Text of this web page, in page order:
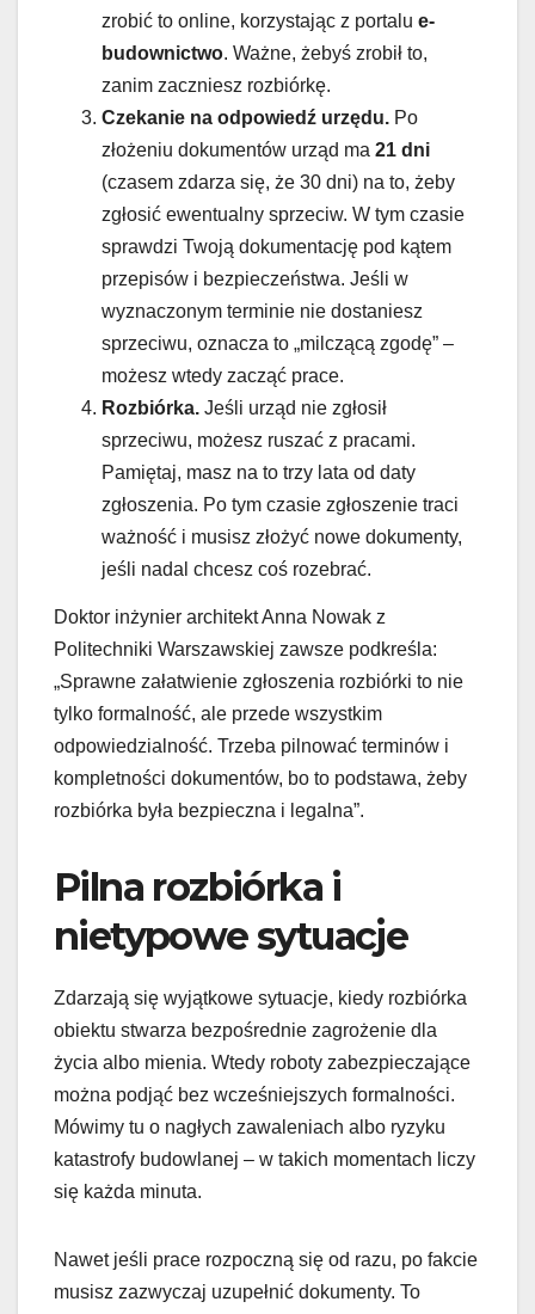
zrobić to online, korzystając z portalu e-
budownictwo. Ważne, żebyś zrobił to,
zanim zaczniesz rozbiórkę.
Czekanie na odpowiedź urzędu. Po
złożeniu dokumentów urząd ma 21 dni
(czasem zdarza się, że 30 dni) na to, żeby
zgłosić ewentualny sprzeciw. W tym czasie
sprawdzi Twoją dokumentację pod kątem
przepisów i bezpieczeństwa. Jeśli w
wyznaczonym terminie nie dostaniesz
sprzeciwu, oznacza to „milczącą zgodę” –
możesz wtedy zacząć prace.
Rozbiórka. Jeśli urząd nie zgłosił
sprzeciwu, możesz ruszać z pracami.
Pamiętaj, masz na to trzy lata od daty
zgłoszenia. Po tym czasie zgłoszenie traci
ważność i musisz złożyć nowe dokumenty,
jeśli nadal chcesz coś rozebrać.
Doktor inżynier architekt Anna Nowak z
Politechniki Warszawskiej zawsze podkreśla:
„Sprawne załatwienie zgłoszenia rozbiórki to nie
tylko formalność, ale przede wszystkim
odpowiedzialność. Trzeba pilnować terminów i
kompletności dokumentów, bo to podstawa, żeby
rozbiórka była bezpieczna i legalna”.
Pilna rozbiórka i
nietypowe sytuacje
Zdarzają się wyjątkowe sytuacje, kiedy rozbiórka
obiektu stwarza bezpośrednie zagrożenie dla
życia albo mienia. Wtedy roboty zabezpieczające
można podjąć bez wcześniejszych formalności.
Mówimy tu o nagłych zawaleniach albo ryzyku
katastrofy budowlanej – w takich momentach liczy
się każda minuta.
Nawet jeśli prace rozpoczną się od razu, po fakcie
musisz zazwyczaj uzupełnić dokumenty. To